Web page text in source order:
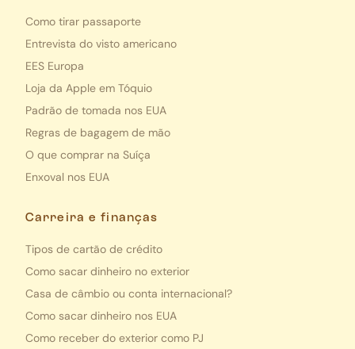
Como tirar passaporte
Entrevista do visto americano
EES Europa
Loja da Apple em Tóquio
Padrão de tomada nos EUA
Regras de bagagem de mão
O que comprar na Suíça
Enxoval nos EUA
Carreira e finanças
Tipos de cartão de crédito
Como sacar dinheiro no exterior
Casa de câmbio ou conta internacional?
Como sacar dinheiro nos EUA
Como receber do exterior como PJ